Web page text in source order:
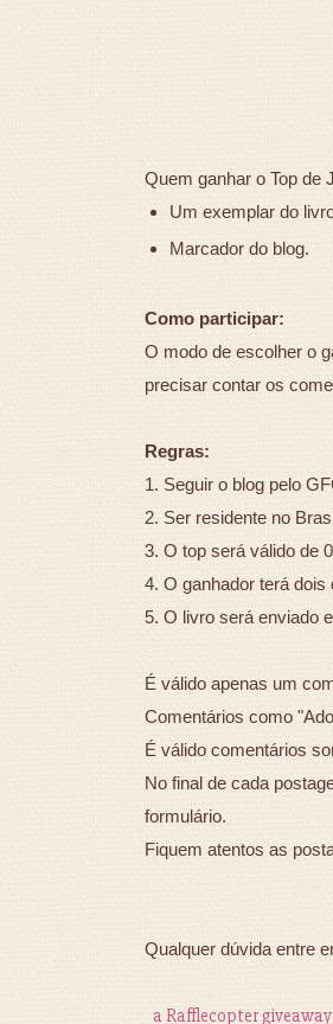
Quem ganhar o Top de
Um exemplar do
Marcador do blog.
Como participar:
O modo de escolher o
precisar contar os
Regras:
1. Seguir o blog pelo
2. Ser residente no
3. O top será válido de
4. O ganhador terá
5. O livro será enviado
É válido apenas um
Comentários como
É válido comentários
No final de cada
formulário.
Fiquem atentos as
Qualquer dúvida entre
a Rafflecopter giveaway